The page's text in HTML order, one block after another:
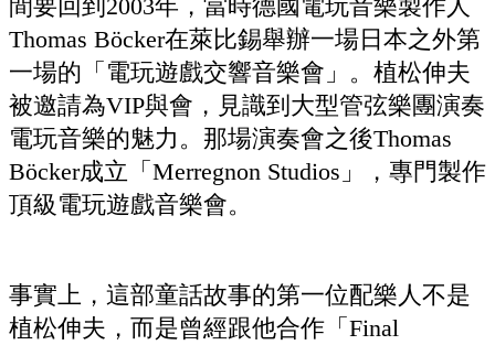
間要回到2003年，當時德國電玩音樂製作人
Thomas Böcker在萊比錫舉辦一場日本之外第
一場的「電玩遊戲交響音樂會」。植松伸夫
被邀請為VIP與會，見識到大型管弦樂團演奏
電玩音樂的魅力。那場演奏會之後Thomas
Böcker成立「Merregnon Studios」，專門製作
頂級電玩遊戲音樂會。
事實上，這部童話故事的第一位配樂人不是
植松伸夫，而是曾經跟他合作「Final